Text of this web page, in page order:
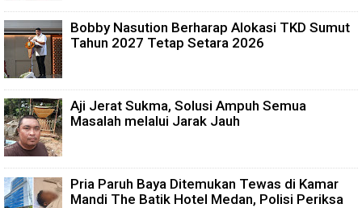
Bobby Nasution Berharap Alokasi TKD Sumut
Tahun 2027 Tetap Setara 2026
Aji Jerat Sukma, Solusi Ampuh Semua
Masalah melalui Jarak Jauh
Pria Paruh Baya Ditemukan Tewas di Kamar
Mandi The Batik Hotel Medan, Polisi Periksa